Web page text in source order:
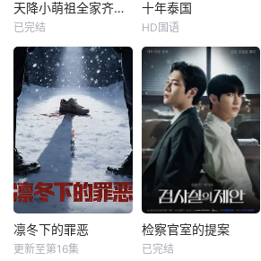
天降小萌祖全家齐齐宠
已完结
十年泰国
HD国语
凛冬下的罪恶
更新至第16集
检察官室的提案
已完结